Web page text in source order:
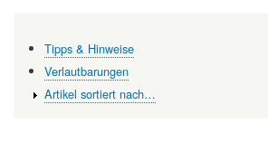
Tipps & Hinweise
Verlautbarungen
Artikel sortiert nach…